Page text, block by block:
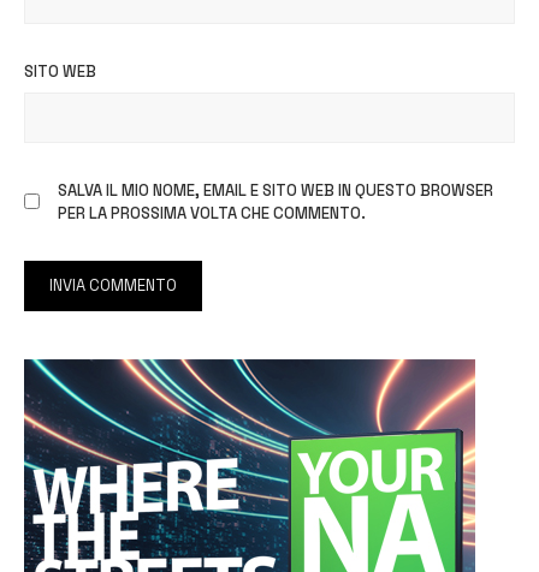
SITO WEB
SALVA IL MIO NOME, EMAIL E SITO WEB IN QUESTO BROWSER
PER LA PROSSIMA VOLTA CHE COMMENTO.